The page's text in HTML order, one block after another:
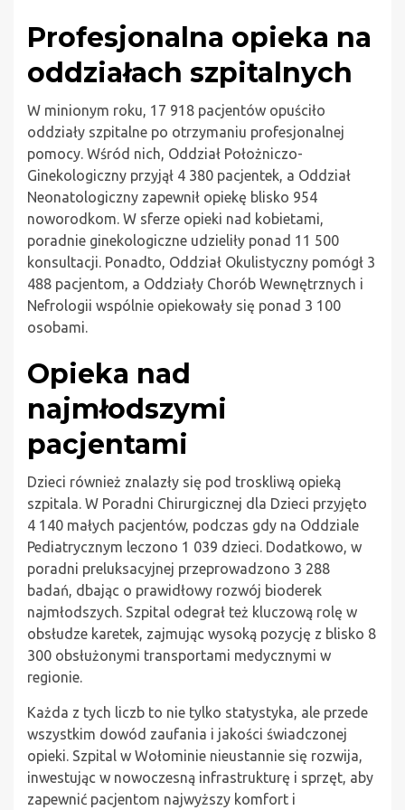
Profesjonalna opieka na
oddziałach szpitalnych
W minionym roku, 17 918 pacjentów opuściło
oddziały szpitalne po otrzymaniu profesjonalnej
pomocy. Wśród nich, Oddział Położniczo-
Ginekologiczny przyjął 4 380 pacjentek, a Oddział
Neonatologiczny zapewnił opiekę blisko 954
noworodkom. W sferze opieki nad kobietami,
poradnie ginekologiczne udzieliły ponad 11 500
konsultacji. Ponadto, Oddział Okulistyczny pomógł 3
488 pacjentom, a Oddziały Chorób Wewnętrznych i
Nefrologii wspólnie opiekowały się ponad 3 100
osobami.
Opieka nad
najmłodszymi
pacjentami
Dzieci również znalazły się pod troskliwą opieką
szpitala. W Poradni Chirurgicznej dla Dzieci przyjęto
4 140 małych pacjentów, podczas gdy na Oddziale
Pediatrycznym leczono 1 039 dzieci. Dodatkowo, w
poradni preluksacyjnej przeprowadzono 3 288
badań, dbając o prawidłowy rozwój bioderek
najmłodszych. Szpital odegrał też kluczową rolę w
obsłudze karetek, zajmując wysoką pozycję z blisko 8
300 obsłużonymi transportami medycznymi w
regionie.
Każda z tych liczb to nie tylko statystyka, ale przede
wszystkim dowód zaufania i jakości świadczonej
opieki. Szpital w Wołominie nieustannie się rozwija,
inwestując w nowoczesną infrastrukturę i sprzęt, aby
zapewnić pacjentom najwyższy komfort i